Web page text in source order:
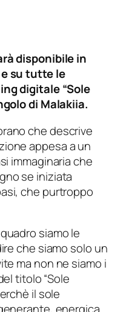
disponibile in
su tutte le
digitale “Sole
di Malakiia.
che descrive
appesa a un
immaginaria che
se iniziata
che purtroppo
siamo le
che siamo solo un
ma non ne siamo i
titolo “Sole
il sole